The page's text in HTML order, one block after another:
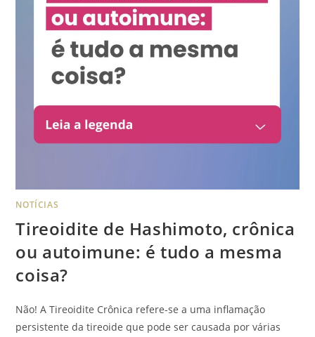
NOTÍCIAS
Tireoidite de Hashimoto, crônica
ou autoimune: é tudo a mesma
coisa?
Não! A Tireoidite Crônica refere-se a uma inflamação
persistente da tireoide que pode ser causada por várias